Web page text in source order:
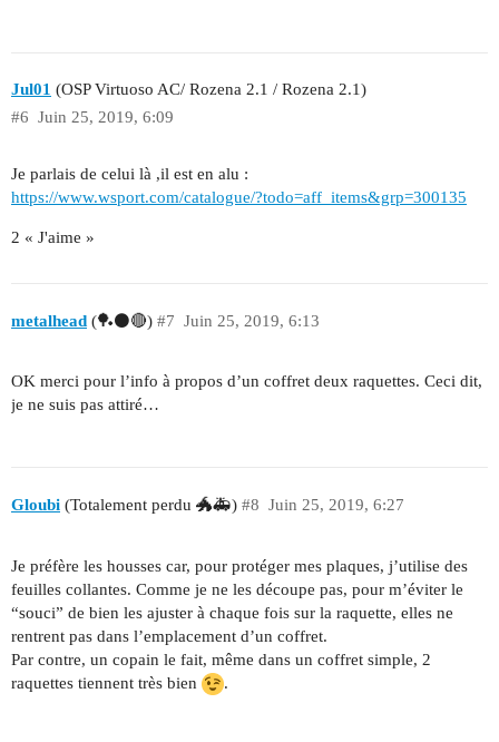
Jul01 (OSP Virtuoso AC/ Rozena 2.1 / Rozena 2.1)
Juin 25, 2019, 6:09
#6
Je parlais de celui là ,il est en alu :
https://www.wsport.com/catalogue/?todo=aff_items&grp=300135
2 « J'aime »
metalhead (🏓⚫🔴) Juin 25, 2019, 6:13
#7
OK merci pour l’info à propos d’un coffret deux raquettes. Ceci dit,
je ne suis pas attiré…
Gloubi (Totalement perdu 🐲🚑) Juin 25, 2019, 6:27
#8
Je préfère les housses car, pour protéger mes plaques, j’utilise des
feuilles collantes. Comme je ne les découpe pas, pour m’éviter le
“souci” de bien les ajuster à chaque fois sur la raquette, elles ne
rentrent pas dans l’emplacement d’un coffret.
Par contre, un copain le fait, même dans un coffret simple, 2
raquettes tiennent très bien
.